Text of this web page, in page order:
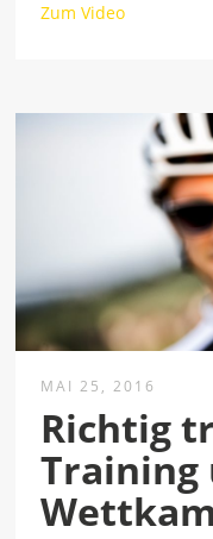
Zum Video
MAI 25, 2016
Richtig
Training